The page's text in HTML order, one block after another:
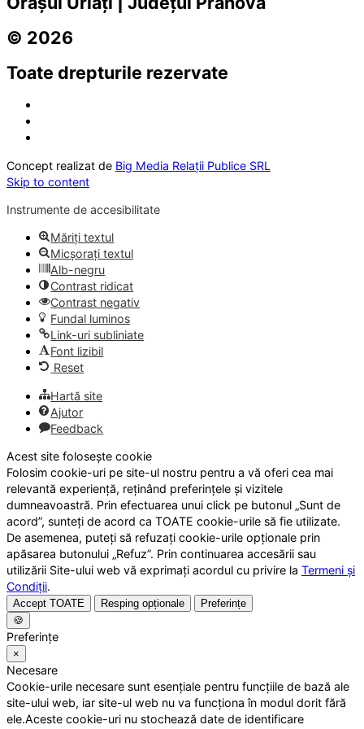
© 2026
Toate drepturile rezervate
Concept realizat de Big Media Relații Publice SRL
Skip to content
Instrumente de accesibilitate
Măriți textul
Micșorați textul
Alb-negru
Contrast ridicat
Contrast negativ
Fundal luminos
Link-uri subliniate
Font lizibil
Reset
Hartă site
Ajutor
Feedback
Acest site folosește cookie
Folosim cookie-uri pe site-ul nostru pentru a vă oferi cea mai
relevantă experiență, reținând preferințele și vizitele
dumneavoastră. Prin efectuarea unui click pe butonul „Sunt de
acord”, sunteți de acord ca TOATE cookie-urile să fie utilizate.
De asemenea, puteți să refuzați cookie-urile opționale prin
apăsarea butonului „Refuz”. Prin continuarea accesării sau
utilizării Site-ului web vă exprimați acordul cu privire la Termeni și
Condiții.
Accept TOATE Resping opționale
Preferințe
🍪
Preferințe
×
Necesare
Cookie-urile necesare sunt esențiale pentru funcțiile de bază ale
site-ului web, iar site-ul web nu va funcționa în modul dorit fără
ele.Aceste cookie-uri nu stochează date de identificare